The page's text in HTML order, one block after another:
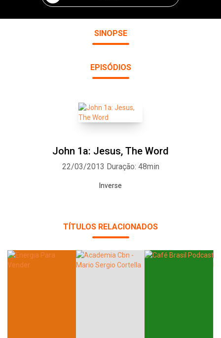
SINOPSE
EPISÓDIOS
John 1a: Jesus, The Word
22/03/2013 Duração: 48min
Inverse
TÍTULOS RELACIONADOS